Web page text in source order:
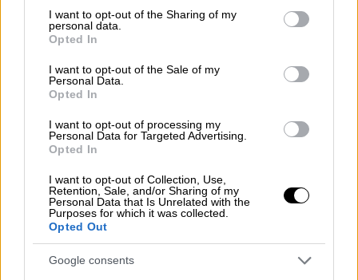
not limited to your visit or usage behaviour. You may click to
grant or deny consent to Google and its third-party tags to
use your data for below specified purposes in below Google
consent section.
I want to opt-out of the Sharing of my
personal data.
Opted In
I want to opt-out of the Sale of my
Personal Data.
Opted In
I want to opt-out of processing my
Personal Data for Targeted Advertising.
Opted In
I want to opt-out of Collection, Use,
Retention, Sale, and/or Sharing of my
Personal Data that Is Unrelated with the
Purposes for which it was collected.
Opted Out
Google consents
ilia93.jpg
Κατολισθήσεις στην Τρίπολη
Κατολίσθηση βράχων στο οδικό δίκτυο
Κλειτορία προς Τρίπολη, στην τοποθεσία
Σελέκου
Στο σημείο έχουν σημειωθεί κατολίσθηση
βράχων πριν λίγο από της έντονες
βροχοπτώσεις λόγω των ακραίων καιρικών
φαινομένων, είχαμε πτώσεις βράχων. ενώ
υπάρχει άμεσος κίνδυνος εκδήλωσης και
νέων βροχοπτώσεων.